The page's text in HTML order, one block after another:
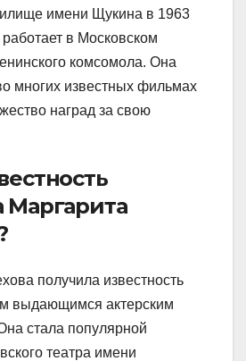
имени Щукина в 1963
работает в Московском
комсомола. Она
многих известных фильмах
наград за свою
Маргарита
получила известность
выдающимся актерским
стала популярной
театра имени